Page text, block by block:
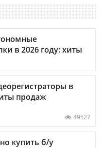
в 2026 году: хиты
в
продаж
49527
купить б/у